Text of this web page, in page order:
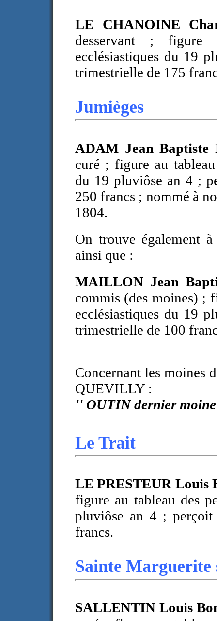
LE CHANOINE
desservant ; figure
ecclésiastiques du 19
trimestrielle de 175
Jumièges
ADAM Jean Baptiste
curé ; figure au tableau
du 19 pluviôse an 4 ;
250 francs ; nommé à
1804.
On trouve également
ainsi que :
MAILLON Jean
commis (des moines) ;
ecclésiastiques du 19
trimestrielle de 100
Concernant les moines
QUEVILLY :
'' OUTIN dernier
Le Trait
LE PRESTEUR Louis
figure au tableau des
pluviôse an 4 ; perçoit
francs.
Sainte
SALLENTIN Louis